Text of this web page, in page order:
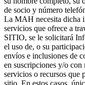
de socio y número
La MAH necesita dicha
servicios que ofrece a
SITIO, se le solicitará
el uso de, o su
envíos e inclusiones de
en suscripciones y/o con
servicios o recursos que
sitio. En estos casos,